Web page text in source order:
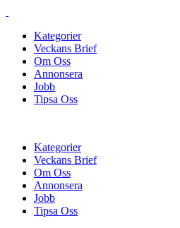
Kategorier
Veckans Brief
Om Oss
Annonsera
Jobb
Tipsa Oss
Kategorier
Veckans Brief
Om Oss
Annonsera
Jobb
Tipsa Oss